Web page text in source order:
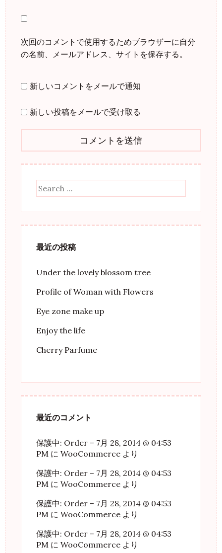
次回のコメントで使用するためブラウザーに自分
の名前、メールアドレス、サイトを保存する。
新しいコメントをメールで通知
新しい投稿をメールで受け取る
Search
最近の投稿
Under the lovely blossom tree
Profile of Woman with Flowers
Eye zone make up
Enjoy the life
Cherry Parfume
最近のコメント
保護中: Order – 7月 28, 2014 @ 04:53
PM にWooCommerce より
保護中: Order – 7月 28, 2014 @ 04:53
PM にWooCommerce より
保護中: Order – 7月 28, 2014 @ 04:53
PM にWooCommerce より
保護中: Order – 7月 28, 2014 @ 04:53
PM にWooCommerce より